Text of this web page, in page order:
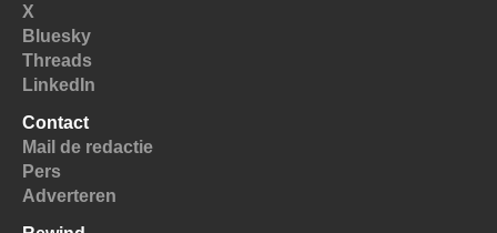
X
Bluesky
Threads
LinkedIn
Contact
Mail de redactie
Pers
Adverteren